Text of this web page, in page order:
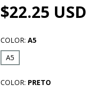
$22.25 USD
COLOR: A5
A5
COLOR: PRETO